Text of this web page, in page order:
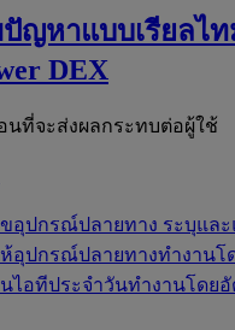
ญหาแบบเรียลไ
DEX
ที่จะส่งผลกระทบต่อผู้ใช้
อุปกรณ์ปลายทาง ระบุแล
อุปกรณ์ปลายทางทำงานโ
ไอทีประจำวันทำงานโดย